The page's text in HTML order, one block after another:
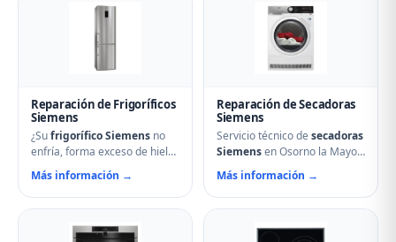
en el arranque o problemas
especializados con repuestos
originales Siemens y
reparación el mismo día.
aspersores obstruidos,
bombas de desagüe,
problemas de secado y fallos
electrónicos con piezas
Reparación de Frigoríficos
Siemens
¿Sufrigorífico Siemens no
enfría, forma exceso de hielo
o hace ruidos extraños?
Nuestros técnicos en Osorno
la Mayor reparan
sistemas No Frost, fugas de
Más información →
Reparación de Secadoras
Siemens
Servicio técnico de secadoras
Siemensen Osorno la Mayor.
Reparamos problemas de
calentamiento, tambor que no
gira, termostatos de
averiados y fallos en el
Más información →